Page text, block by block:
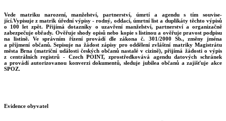
Vede matriku narození, manželství, partnerství, úmrtí a agendu s tím souvise-
jící.Vypisuje z matrik úřední výpisy - rodný, oddací, úmrtní list a duplikáty těchto výpisů
o 100 let zpět. Přijímá dotazníky o uzavření manželství, partnerství a organizačně
zabezpečuje obřady. Ověřuje shody opisů nebo kopie s listinou a ověřuje pravost podpisu
na listině. Ve správním řízení provádí dle zákona č. 301/2000 Sb., změny jména
a příjmení občanů. Sepisuje na žádost zápisy pro oddělení zvláštní matriky Magistrátu
města Brna (matriční události českých občanů nastalé v cizině), přijímá žádosti o výpis
z centrálních registrů - Czech POINT, zprostředkovává agendu datových schránek
a provádí autorizovanou konverzi dokumentů, sleduje jubilea občanů a zajišťuje akce
SPOZ.
Evidence obyvatel